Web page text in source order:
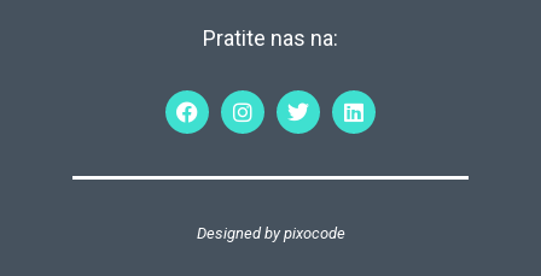
Pratite nas na:
Designed bypixocode